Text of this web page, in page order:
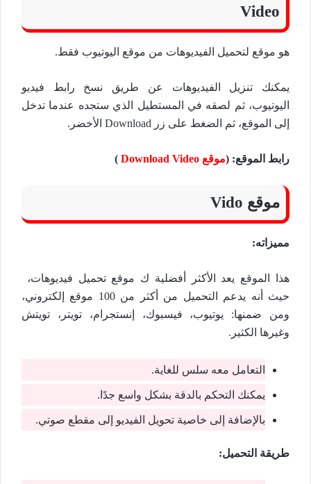
Video
هو موقع لتحميل الفيديوهات من موقع اليوتيوب فقط.
يمكنك تنزيل الفيديوهات عن طريق نسخ رابط فيديو
اليوتيوب، ثم لصقه في المستطيل الذي ستجده عندما تدخل
إلى الموقع، ثم الضغط على زر Download الأخضر.
رابط الموقع: (موقع Download Video )
موقع Vido
مميزاته:
هذا الموقع يعد الأكثر أفضلية ك موقع تحميل فيديوهات،
حيث أنه يدعم التحميل من أكثر من 100 موقع إلكتروني،
ومن ضمنها: يوتيوب، فيسبوك، إنستجرام، تويتر، تويتش
وغيرها الكثير.
التعامل معه سلس للغاية.
يمكنك التحكم بالدقة بشكل واسع جدًا.
بالإضافة إلى خاصية تحويل الفيديو إلى مقطع صوتي.
طريقة التحميل: